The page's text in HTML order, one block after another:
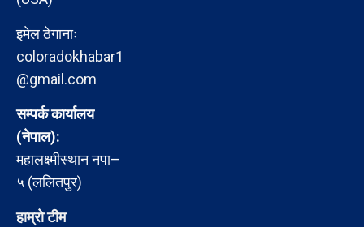
इमेल ठेगानाः
coloradokhabar1
@gmail.com
सम्पर्क कार्यालय
(नेपाल):
महालक्ष्मीस्थान नपा–
५ (ललितपुर)
हाम्रो टीम